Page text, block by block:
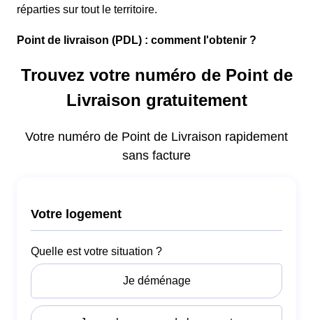
réparties sur tout le territoire.
Point de livraison (PDL) : comment l'obtenir ?